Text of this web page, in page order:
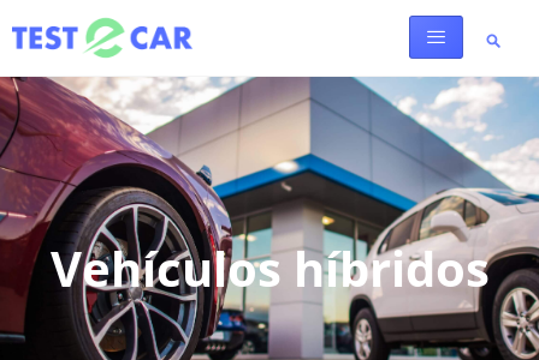
Vehículos híbridos